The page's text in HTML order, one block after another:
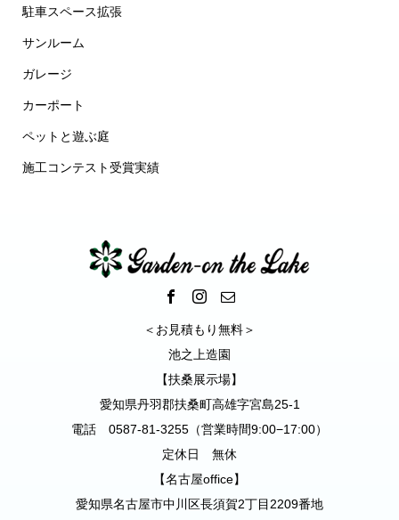
駐車スペース拡張
サンルーム
ガレージ
カーポート
ペットと遊ぶ庭
施工コンテスト受賞実績
＜お見積もり無料＞
池之上造園
【扶桑展示場】
愛知県丹羽郡扶桑町高雄字宮島25-1
電話 0587-81-3255（営業時間9:00−17:00）
定休日 無休
【名古屋office】
愛知県名古屋市中川区長須賀2丁目2209番地